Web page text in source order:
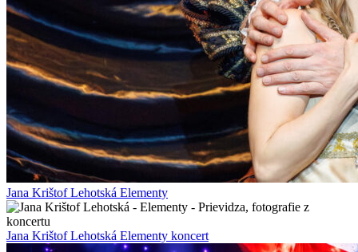
Jana Krištof Lehotská Elementy
Jana Krištof Lehotská Elementy koncert